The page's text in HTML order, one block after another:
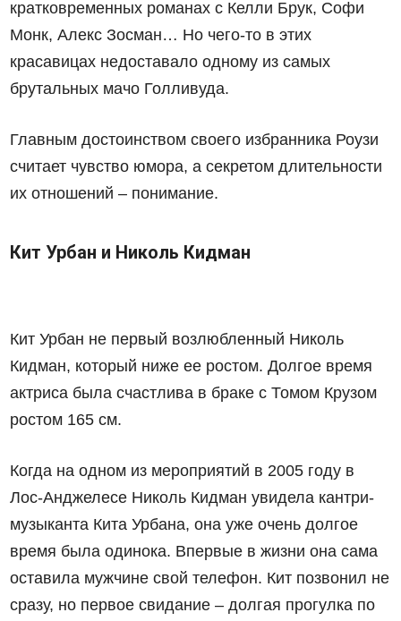
кратковременных романах с Келли Брук, Софи
Монк, Алекс Зосман… Но чего-то в этих
красавицах недоставало одному из самых
брутальных мачо Голливуда.
Главным достоинством своего избранника Роузи
считает чувство юмора, а секретом длительности
их отношений – понимание.
Кит Урбан и Николь Кидман
Кит Урбан не первый возлюбленный Николь
Кидман, который ниже ее ростом. Долгое время
актриса была счастлива в браке с Томом Крузом
ростом 165 см.
Когда на одном из мероприятий в 2005 году в
Лос-Анджелесе Николь Кидман увидела кантри-
музыканта Кита Урбана, она уже очень долгое
время была одинока. Впервые в жизни она сама
оставила мужчине свой телефон. Кит позвонил не
сразу, но первое свидание – долгая прогулка по